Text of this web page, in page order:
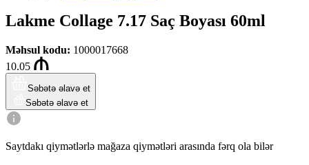
Lakme Collage 7.17 Saç Boyası 60ml
Məhsul kodu: 1000017668
10.05
Səbətə əlavə et
Səbətə əlavə et
Saytdakı qiymətlərlə mağaza qiymətləri arasında fərq ola bilər